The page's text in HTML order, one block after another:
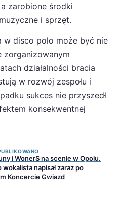
zarobione środki
i sprzęt.
w disco polo może być nie
zorganizowanym
działalności bracia
w rozwój zespołu i
sukces nie przyszedł
konsekwentnej
i WonerS na scenie w Opolu.
napisał zaraz po
Koncercie Gwiazd